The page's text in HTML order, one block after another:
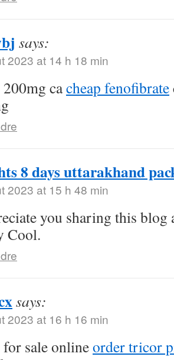
says:
2023 at 14 h 18 min
cacheap fenofibrate
8 days uttarakhand
2023 at 15 h 48 min
you sharing this
Cool.
says:
2023 at 16 h 16 min
sale onlineorder tricor